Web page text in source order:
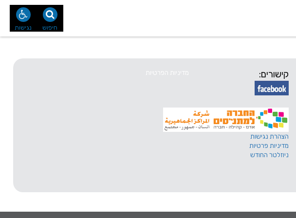
נגישות חיפוש
קישורים:
הצהרת נגישות
מדיניות פרטיות
ניוזלטר החודש
מדיניות הפרטיות